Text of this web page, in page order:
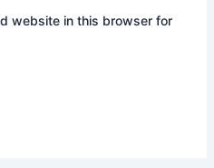
website in this browser for